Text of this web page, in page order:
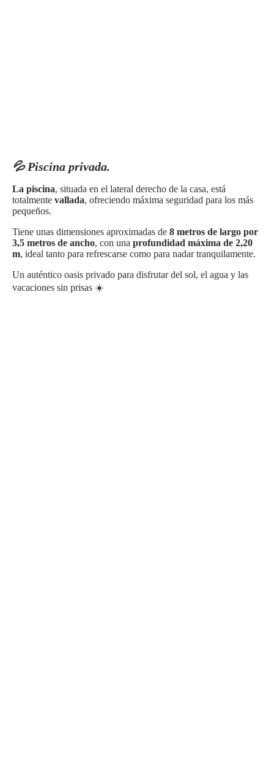
💦 Piscina privada.
La piscina, situada en el lateral derecho de la casa, está
totalmente vallada, ofreciendo máxima seguridad para los más
pequeños.
Tiene unas dimensiones aproximadas de 8 metros de largo por
3,5 metros de ancho, con una profundidad máxima de 2,20
m, ideal tanto para refrescarse como para nadar tranquilamente.
Un auténtico oasis privado para disfrutar del sol, el agua y las
vacaciones sin prisas ☀️